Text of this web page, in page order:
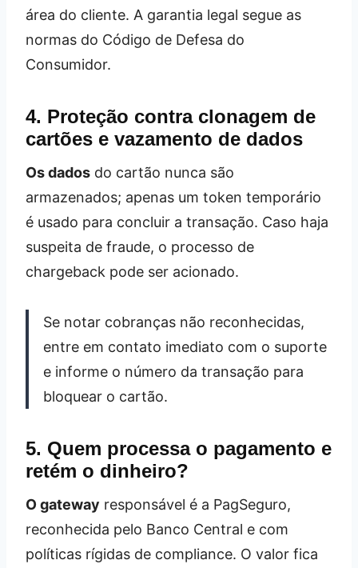
área do cliente. A garantia legal segue as
normas do Código de Defesa do
Consumidor.
4. Proteção contra clonagem de
cartões e vazamento de dados
Os dados do cartão nunca são
armazenados; apenas um token temporário
é usado para concluir a transação. Caso haja
suspeita de fraude, o processo de
chargeback pode ser acionado.
Se notar cobranças não reconhecidas,
entre em contato imediato com o suporte
e informe o número da transação para
bloquear o cartão.
5. Quem processa o pagamento e
retém o dinheiro?
O gateway responsável é a PagSeguro,
reconhecida pelo Banco Central e com
políticas rígidas de compliance. O valor fica